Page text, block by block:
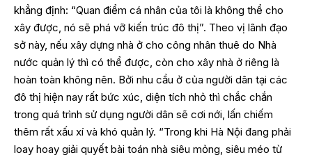
khẳng định: “Quan điểm cá nhân của tôi là không thể cho
xây được, nó sẽ phá vỡ kiến trúc đô thị”. Theo vị lãnh đạo
sở này, nếu xây dựng nhà ở cho công nhân thuê do Nhà
nước quản lý thì có thể được, còn cho xây nhà ở riêng là
hoàn toàn không nên. Bởi nhu cầu ở của người dân tại các
đô thị hiện nay rất bức xúc, diện tích nhỏ thì chắc chắn
trong quá trình sử dụng người dân sẽ cơi nới, lấn chiếm
thêm rất xấu xí và khó quản lý. “Trong khi Hà Nội đang phải
loay hoay giải quyết bài toán nhà siêu mỏng, siêu méo từ